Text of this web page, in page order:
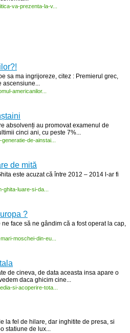
va-prezenta-la-v...
sa ma ingrijoreze, citez : Premierul grec,
ascensiune...
americanilor...
absolvenți au promovat examenul de
cinci ani, cu peste 7%...
generatie-de-ainstai...
de mită
este acuzat că între 2012 – 2014 l-ar fi
ghita-luare-si-da...
?
face să ne gândim că a fost operat la cap,
mari-moschei-din-eu...
de cineva, de data aceasta insa apare o
daca ghicim cine...
si-acoperire-tota...
la fel de hilare, dar inghitite de presa, si
statiune de lux...